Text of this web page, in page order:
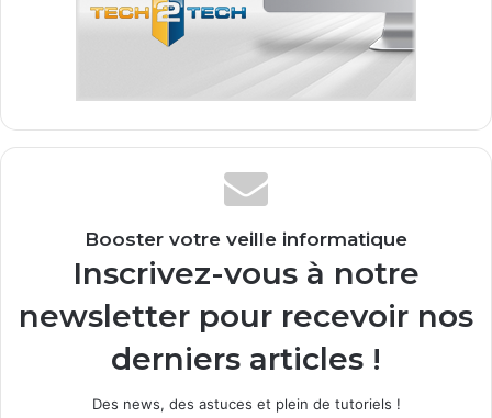
Booster votre veille informatique
Inscrivez-vous à notre
newsletter pour recevoir nos
derniers articles !
Des news, des astuces et plein de tutoriels !